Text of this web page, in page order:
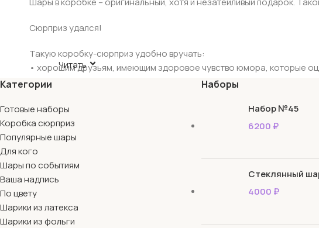
Сюрприз удался!
Такую коробку-сюрприз удобно вручать:
• хорошим друзьям, имеющим здоровое чувство юмора, которые
• малознакомым людям, если к ним запланирован неожиданный
• близким, особенно детям, обожающим всякие сюпризы.
Коробка-сюприз выручит в трудную минуту, когда придумывать
отдельности, так что они взметнутся вверх все вместе, когда ее
медленно выплывает из-под приоткрытой крышки коробки.
Читать
Категории
Готовые наборы
Коробка сюрприз
Популярные шары
Для кого
Шары по событиям
Ваша надпись
По цвету
Шарики из латекса
Шарики из фольги
Наборы
Набор №45
6200 ₽
Стеклянный
4000 ₽